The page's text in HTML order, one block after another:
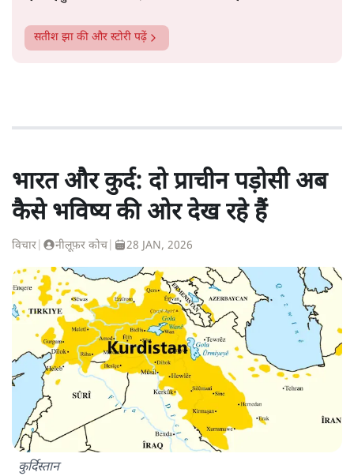
सतीश झा की और स्टोरी पढ़ें
भारत और कुर्द: दो प्राचीन पड़ोसी अब
कैसे भविष्य की ओर देख रहे हैं
विचार नीलूफ़र कोच 28 JAN, 2026
कुर्दिस्तान